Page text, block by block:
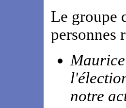
Le groupe
personnes
notre